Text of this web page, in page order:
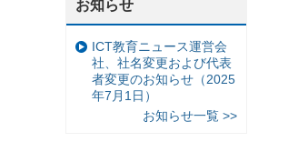
お知らせ
ICT教育ニュース運営会
社、社名変更および代表
者変更のお知らせ（2025
年7月1日）
お知らせ一覧 >>